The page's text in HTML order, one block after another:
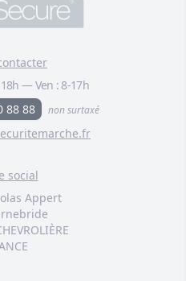
—Ven : 8-17h
88 88
non surtaxé
social
Appert